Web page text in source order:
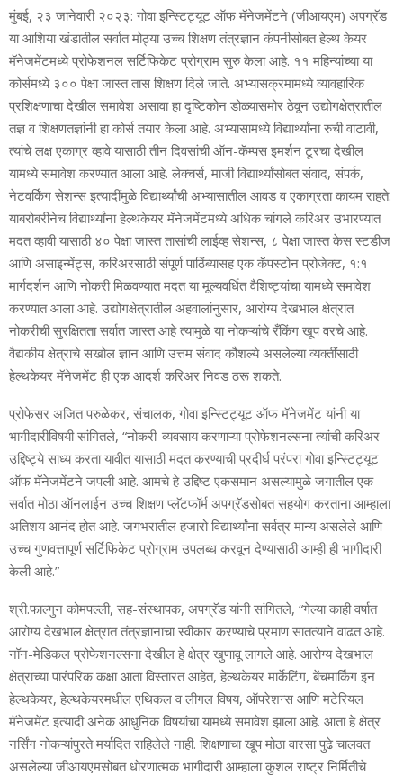
मुंबई, २३ जानेवारी २०२३: गोवा इन्स्टिट्यूट ऑफ मॅनेजमेंटने (जीआयएम) अपग्रॅड
या आशिया खंडातील सर्वात मोठ्या उच्च शिक्षण तंत्रज्ञान कंपनीसोबत हेल्थ केयर
मॅनेजमेंटमध्ये प्रोफेशनल सर्टिफिकेट प्रोग्राम सुरु केला आहे. ११ महिन्यांच्या या
कोर्समध्ये ३०० पेक्षा जास्त तास शिक्षण दिले जाते. अभ्यासक्रमामध्ये व्यावहारिक
प्रशिक्षणाचा देखील समावेश असावा हा दृष्टिकोन डोळ्यासमोर ठेवून उद्योगक्षेत्रातील
तज्ञ व शिक्षणतज्ञांनी हा कोर्स तयार केला आहे. अभ्यासामध्ये विद्यार्थ्यांना रुची वाटावी,
त्यांचे लक्ष एकाग्र व्हावे यासाठी तीन दिवसांची ऑन-कॅम्पस इमर्शन टूरचा देखील
यामध्ये समावेश करण्यात आला आहे. लेक्चर्स, माजी विद्यार्थ्यांसोबत संवाद, संपर्क,
नेटवर्किंग सेशन्स इत्यादींमुळे विद्यार्थ्यांची अभ्यासातील आवड व एकाग्रता कायम राहते.
याबरोबरीनेच विद्यार्थ्यांना हेल्थकेयर मॅनेजमेंटमध्ये अधिक चांगले करिअर उभारण्यात
मदत व्हावी यासाठी ४० पेक्षा जास्त तासांची लाईव्ह सेशन्स, ८ पेक्षा जास्त केस स्टडीज
आणि असाइन्मेंट्स, करिअरसाठी संपूर्ण पाठिंब्यासह एक कॅपस्टोन प्रोजेक्ट, १:१
मार्गदर्शन आणि नोकरी मिळवण्यात मदत या मूल्यवर्धित वैशिष्ट्यांचा यामध्ये समावेश
करण्यात आला आहे. उद्योगक्षेत्रातील अहवालांनुसार, आरोग्य देखभाल क्षेत्रात
नोकरीची सुरक्षितता सर्वात जास्त आहे त्यामुळे या नोकऱ्यांचे रँकिंग खूप वरचे आहे.
वैद्यकीय क्षेत्राचे सखोल ज्ञान आणि उत्तम संवाद कौशल्ये असलेल्या व्यक्तींसाठी
हेल्थकेयर मॅनेजमेंट ही एक आदर्श करिअर निवड ठरू शकते.
प्रोफेसर अजित परुळेकर, संचालक, गोवा इन्स्टिट्यूट ऑफ मॅनेजमेंट यांनी या
भागीदारीविषयी सांगितले, “नोकरी-व्यवसाय करणाऱ्या प्रोफेशनल्सना त्यांची करिअर
उद्दिष्ट्ये साध्य करता यावीत यासाठी मदत करण्याची प्रदीर्घ परंपरा गोवा इन्स्टिट्यूट
ऑफ मॅनेजमेंटने जपली आहे. आमचे हे उद्दिष्ट एकसमान असल्यामुळे जगातील एक
सर्वात मोठा ऑनलाईन उच्च शिक्षण प्लॅटफॉर्म अपग्रॅडसोबत सहयोग करताना आम्हाला
अतिशय आनंद होत आहे. जगभरातील हजारो विद्यार्थ्यांना सर्वत्र मान्य असलेले आणि
उच्च गुणवत्तापूर्ण सर्टिफिकेट प्रोग्राम उपलब्ध करवून देण्यासाठी आम्ही ही भागीदारी
केली आहे.”
श्री.फाल्गुन कोमपल्ली, सह-संस्थापक, अपग्रॅड यांनी सांगितले, “गेल्या काही वर्षात
आरोग्य देखभाल क्षेत्रात तंत्रज्ञानाचा स्वीकार करण्याचे प्रमाण सातत्याने वाढत आहे.
नॉन-मेडिकल प्रोफेशनल्सना देखील हे क्षेत्र खुणावू लागले आहे. आरोग्य देखभाल
क्षेत्राच्या पारंपरिक कक्षा आता विस्तारत आहेत, हेल्थकेयर मार्केटिंग, बेंचमार्किंग इन
हेल्थकेयर, हेल्थकेयरमधील एथिकल व लीगल विषय, ऑपरेशन्स आणि मटेरियल
मॅनेजमेंट इत्यादी अनेक आधुनिक विषयांचा यामध्ये समावेश झाला आहे. आता हे क्षेत्र
नर्सिंग नोकऱ्यांपुरते मर्यादित राहिलेले नाही. शिक्षणाचा खूप मोठा वारसा पुढे चालवत
असलेल्या जीआयएमसोबत धोरणात्मक भागीदारी आम्हाला कुशल राष्ट्र निर्मितीचे